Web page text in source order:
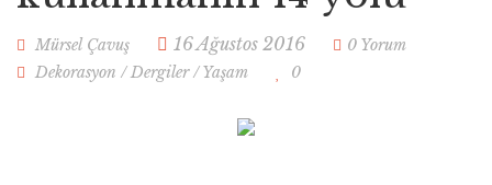
Mürsel Çavuş 16 Ağustos 2016
0 Yorum
Dekorasyon /Dergiler/Yaşam 0